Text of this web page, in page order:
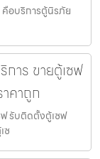
คือบริการตู้นิรภัย
การ ขายตู้เซฟ
คาถูก
ฟ รับติดตั้งตู้เซฟ
ซ